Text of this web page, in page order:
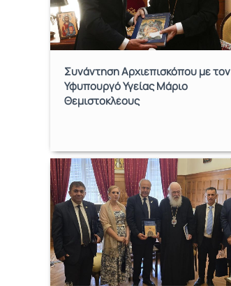
Συνάντηση Αρχιεπισκόπου με τον
Υφυπουργό Υγείας Μάριο
Θεμιστοκλέους